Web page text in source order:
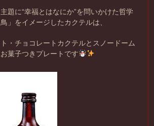
題に“幸福とはなにか”を問いかけた哲学
」をイメージしたカクテルは、
・チョコレートカクテルとスノードーム
菓子つきプレートです